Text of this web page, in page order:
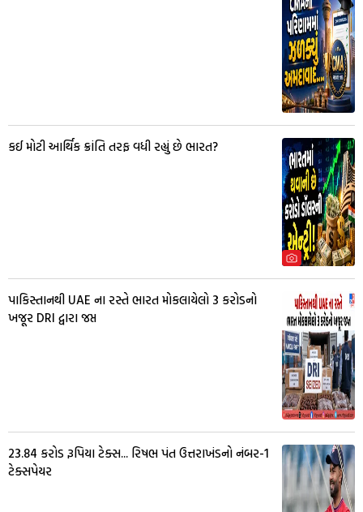
કઈ મોટી આર્થિક ક્રાંતિ તરફ વધી રહ્યું છે ભારત?
પાકિસ્તાનથી UAE ના રસ્તે ભારત મોકલાયેલો 3 કરોડનો
ખજૂર DRI દ્વારા જપ્ત
23.84 કરોડ રૂપિયા ટેક્સ... રિષભ પંત ઉત્તરાખંડનો નંબર-1
ટેક્સપેયર